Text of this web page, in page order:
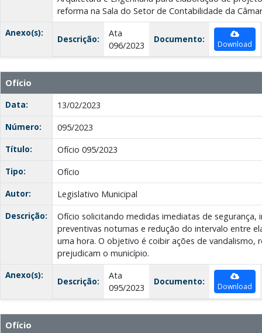
reforma na Sala do Setor de Contabilidade da
Anexo(s):
Descrição:
Ata
096/2023
Documento: Download
Ofício
Data:
13/02/2023
Número:
095/2023
Título:
Ofício 095/2023
Tipo:
Ofício
Autor:
Legislativo Municipal
Descrição:
Ofício solicitando medidas imediatas de segurança,
preventivas noturnas e redução do intervalo entre
uma hora. O objetivo é coibir ações de vandalismo,
prejudicam o município.
Anexo(s):
Descrição:
Ata
095/2023
Documento: Download
Ofício